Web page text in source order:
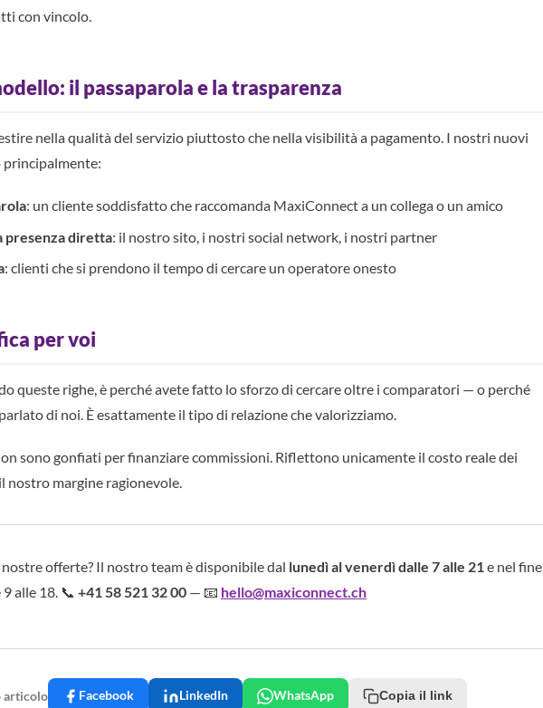
con vincolo.
il passaparola e la trasparenza
nella qualità del servizio piuttosto che nella visibilità a pagamento. I nostri nuovi
: un cliente soddisfatto che raccomanda MaxiConnect a un collega o un amico
presenza diretta: il nostro sito, i nostri social network, i nostri partner
: clienti che si prendono il tempo di cercare un operatore onesto
per voi
queste righe, è perché avete fatto lo sforzo di cercare oltre i comparatori — o perché
di noi. È esattamente il tipo di relazione che valorizziamo.
sono gonfiati per finanziare commissioni. Riflettono unicamente il costo reale dei
nostro margine ragionevole.
offerte? Il nostro team è disponibile dal lunedì al venerdì dalle 7 alle 21e nel fine
alle 18. 📞 +41 58 521 32 00 — 📧 hello@maxiconnect.ch
articolo Facebook LinkedIn WhatsApp Copia il link